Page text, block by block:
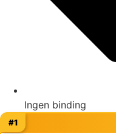
Ingen binding
#1